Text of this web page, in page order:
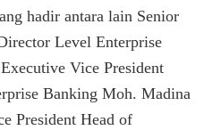
hadir antara lain Senior
Level Enterprise
Vice President
Banking Moh. Madina
President Head of